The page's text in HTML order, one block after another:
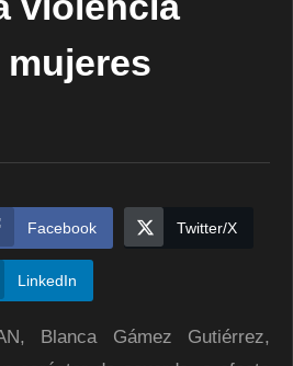
Facebook Twitter/X
LinkedIn
Blanca Gámez Gutiérrez,